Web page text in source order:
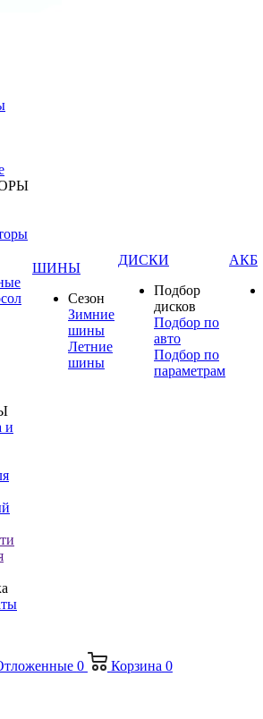
и
ШИНЫ
Сезон
Зимние
шины
Летние
шины
ДИСКИ
Подбор
дисков
Подбор по
авто
Подбор по
параметрам
АКБ
0 Корзина 0